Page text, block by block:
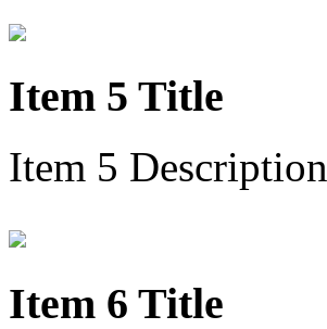
Item 5 Title
Item 5 Description
Item 6 Title